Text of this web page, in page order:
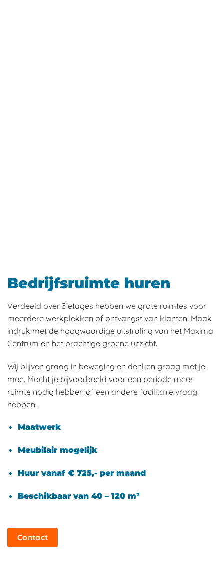
Bedrijfsruimte huren
Verdeeld over 3 etages hebben we grote ruimtes voor
meerdere werkplekken of ontvangst van klanten. Maak
indruk met de hoogwaardige uitstraling van het Maxima
Centrum en het prachtige groene uitzicht.
Wij blijven graag in beweging en denken graag met je
mee. Mocht je bijvoorbeeld voor een periode meer
ruimte nodig hebben of een andere facilitaire vraag
hebben.
Maatwerk
Meubilair mogelijk
Huur vanaf € 725,- per maand
Beschikbaar van 40 – 120 m²
Contact